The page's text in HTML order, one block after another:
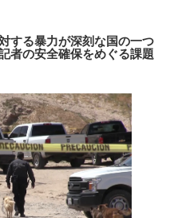
する暴力が深刻な国の一つ
者の安全確保をめぐる課題